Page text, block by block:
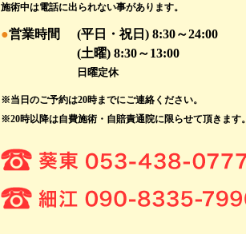
施術中は電話に出られない事があります。
営業時間
(平日・祝日) 8:30～24:00
(土曜) 8:30～13:00
日曜定休
※当日のご予約は20時までにご連絡ください。
※20時以降は自費施術・自賠責通院に限らせて頂きます。